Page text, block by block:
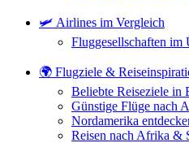
🛩️ Airlines im Vergleich
Fluggesellschaften im
🌍 Flugziele &
Beliebte Reiseziele in
Günstige Flüge nach
Nordamerika
Reisen nach Afrika &